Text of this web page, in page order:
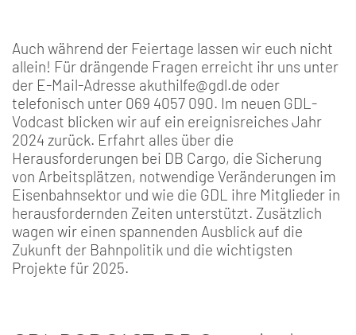
Auch während der Feiertage lassen wir euch nicht
allein! Für drängende Fragen erreicht ihr uns unter
der E-Mail-Adresse akuthilfe@gdl.de oder
telefonisch unter 069 4057 090. Im neuen GDL-
Vodcast blicken wir auf ein ereignisreiches Jahr
2024 zurück. Erfahrt alles über die
Herausforderungen bei DB Cargo, die Sicherung
von Arbeitsplätzen, notwendige Veränderungen im
Eisenbahnsektor und wie die GDL ihre Mitglieder in
herausfordernden Zeiten unterstützt. Zusätzlich
wagen wir einen spannenden Ausblick auf die
Zukunft der Bahnpolitik und die wichtigsten
Projekte für 2025.